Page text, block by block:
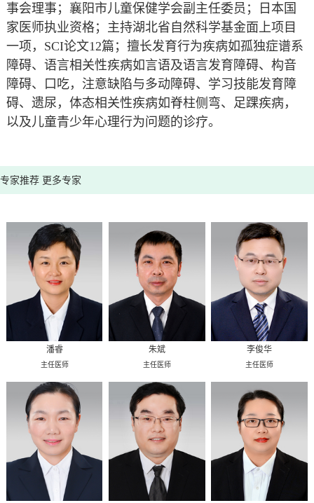
事会理事；襄阳市儿童保健学会副主任委员；日本国
家医师执业资格；主持湖北省自然科学基金面上项目
一项，SCI论文12篇；擅长发育行为疾病如孤独症谱系
障碍、语言相关性疾病如言语及语言发育障碍、构音
障碍、口吃，注意缺陷与多动障碍、学习技能发育障
碍、遗尿，体态相关性疾病如脊柱侧弯、足踝疾病，
以及儿童青少年心理行为问题的诊疗。
专家推荐 更多专家
潘睿
主任医师
朱斌
主任医师
李俊华
主任医师